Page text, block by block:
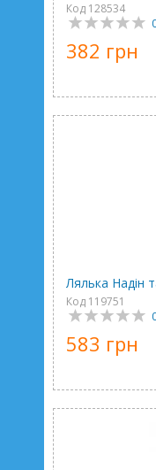
Код 128534
382 грн
Лялька Надін
Код 119751
583 грн